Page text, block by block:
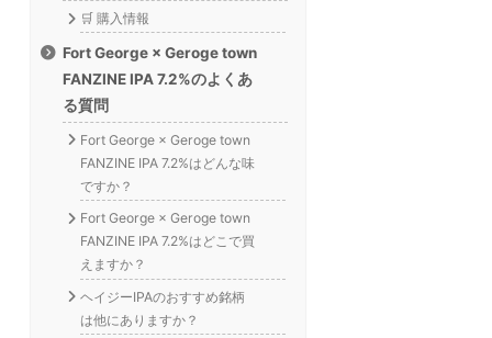
🛒 購入情報
Fort George × Geroge town
FANZINE IPA 7.2%のよくあ
る質問
Fort George × Geroge town
FANZINE IPA 7.2%はどんな味
ですか？
Fort George × Geroge town
FANZINE IPA 7.2%はどこで買
えますか？
ヘイジーIPAのおすすめ銘柄
は他にありますか？